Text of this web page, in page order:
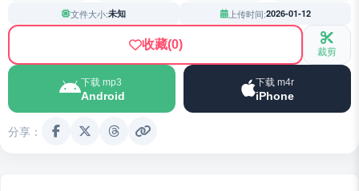
文件大小:未知 上传时间:2026-01-12
收藏(0) 裁剪
下载 mp3
Android
下载 m4r
iPhone
分享：